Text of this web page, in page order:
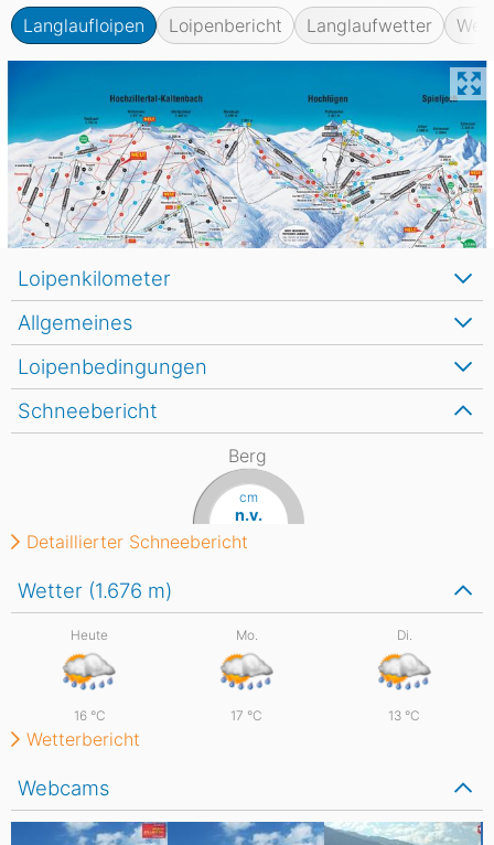
Langlaufloipen Loipenbericht Langlaufwetter
Schneebericht
Berg
cm
n.v.
Detaillierter Schneebericht
Loipenbedingungen
Wetter (1.676 m)
Heute
16 °C
Mo.
17 °C
Di.
13 °C
Wetterbericht
Allgemeines
Loipenkilometer
Webcams